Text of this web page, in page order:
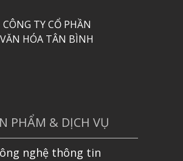
CÔNG TY CỔ PHẦN
VĂN HÓA TÂN BÌNH
PHẨM & DỊCH VỤ
nghệ thông tin